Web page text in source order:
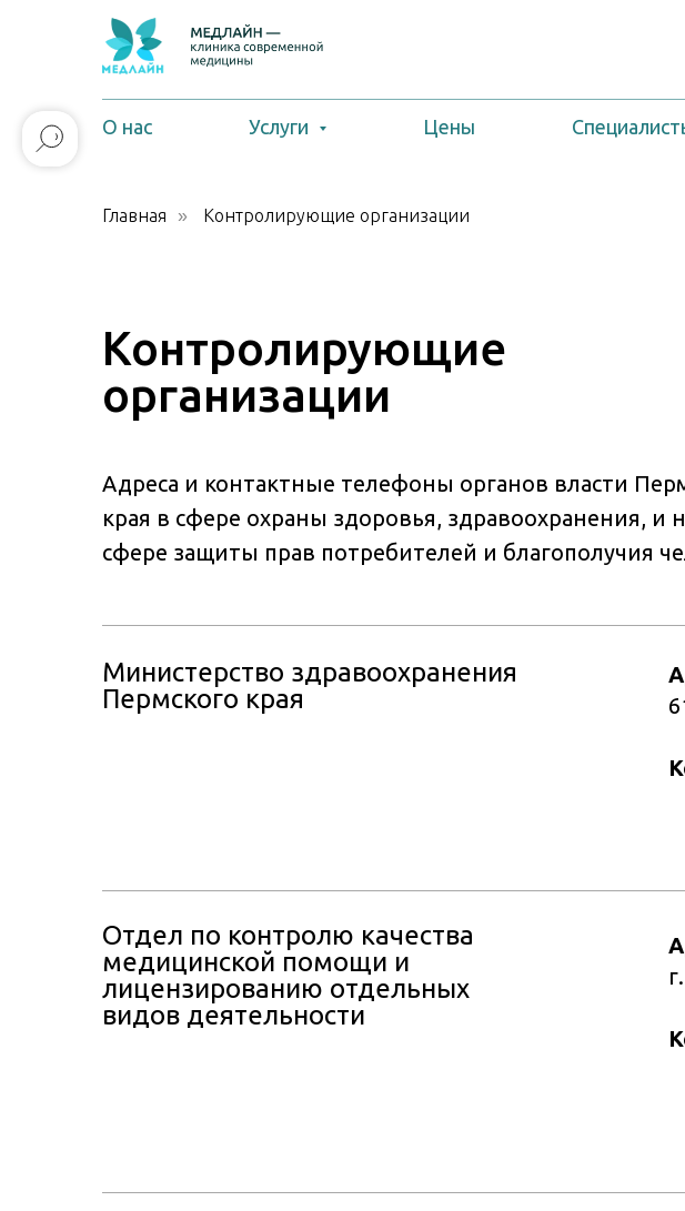
О нас Услуги Цены
Главная » Контролирующие организации
Контролирующие
организации
Министерство здравоохранения
Пермского края
Адреса и контактные телефоны органов власти
края в сфере охраны здоровья, здравоохранения, и
сфере защиты прав потребителей и благополучия
Отдел по контролю качества
медицинской помощи и
лицензированию отдельных
видов деятельности